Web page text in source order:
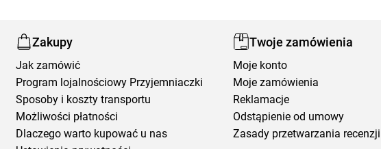
Zakupy
Jak zamówić
Program lojalnościowy Przyjemniaczki
Sposoby i koszty transportu
Możliwości płatności
Dlaczego warto kupować u nas
Twoje zamówienia
Moje konto
Moje zamówienia
Reklamacje
Odstąpienie od umowy
Zasady przetwarzania recenzji